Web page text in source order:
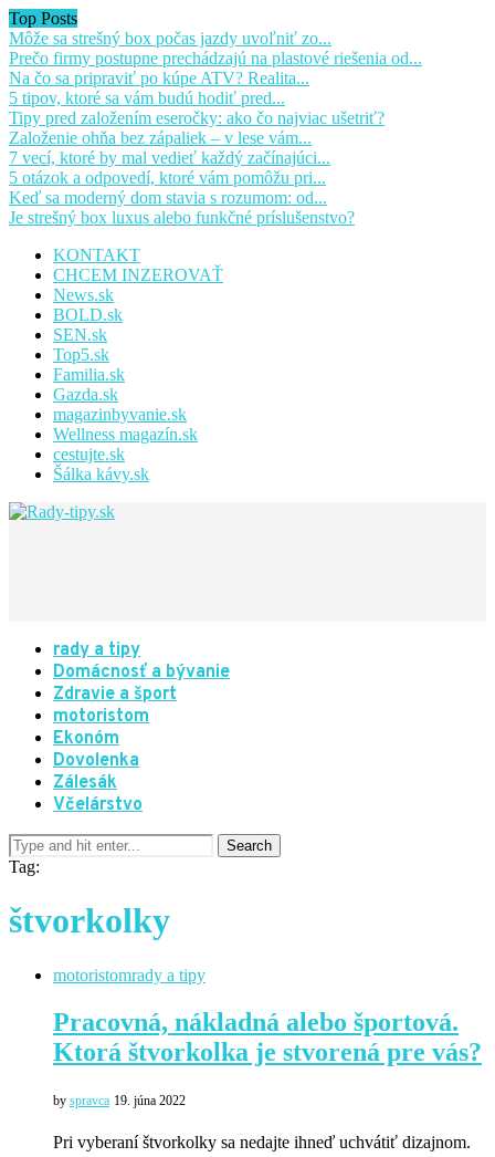
Top Posts
Môže sa strešný box počas jazdy uvoľniť zo...
Prečo firmy postupne prechádzajú na plastové riešenia od...
Na čo sa pripraviť po kúpe ATV? Realita...
5 tipov, ktoré sa vám budú hodiť pred...
Tipy pred založením eseročky: ako čo najviac ušetriť?
Založenie ohňa bez zápaliek – v lese vám...
7 vecí, ktoré by mal vedieť každý začínajúci...
5 otázok a odpovedí, ktoré vám pomôžu pri...
Keď sa moderný dom stavia s rozumom: od...
Je strešný box luxus alebo funkčné príslušenstvo?
KONTAKT
CHCEM INZEROVAŤ
News.sk
BOLD.sk
SEN.sk
Top5.sk
Familia.sk
Gazda.sk
magazinbyvanie.sk
Wellness magazín.sk
cestujte.sk
Šálka kávy.sk
rady a tipy
Domácnosť a bývanie
Zdravie a šport
motoristom
Ekonóm
Dovolenka
Zálesák
Včelárstvo
Tag:
štvorkolky
motoristomrady a tipy
Pracovná, nákladná alebo športová.
Ktorá štvorkolka je stvorená pre vás?
by spravca 19. júna 2022
Pri vyberaní štvorkolky sa nedajte ihneď uchvátiť dizajnom.